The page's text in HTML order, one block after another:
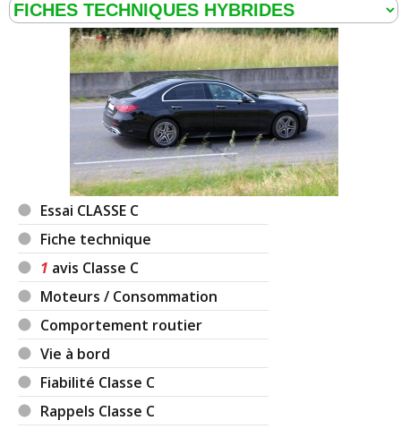
Essai CLASSE C
Fiche technique
1 avis Classe C
Moteurs / Consommation
Comportement routier
Vie à bord
Fiabilité Classe C
Rappels Classe C